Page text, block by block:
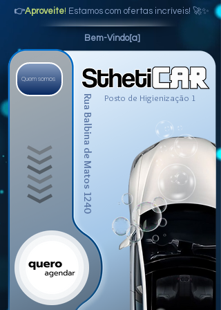
👉Aproveite! Estamos com ofertas incríveis! 🚀✨
Bem-Vindo[a]
Quem somos
Rua Balbina de Matos 1240 Posto de Higienização 1